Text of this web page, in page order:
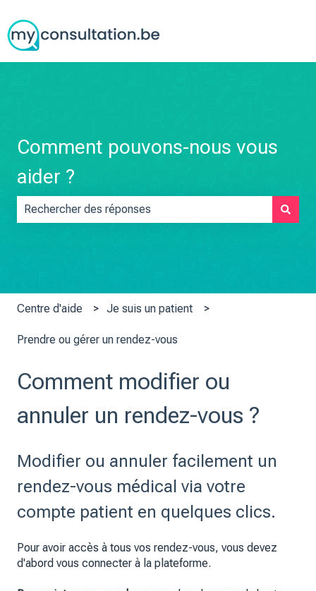
Comment pouvons-nous vous
aider ?
Centre d'aide Je suis un patient
Prendre ou gérer un rendez-vous
Comment modifier ou
annuler un rendez-vous ?
Modifier ou annuler facilement un
rendez-vous médical via votre
compte patient en quelques clics.
Pour avoir accès à tous vos rendez-vous, vous devez
d'abord vous connecter à la plateforme.